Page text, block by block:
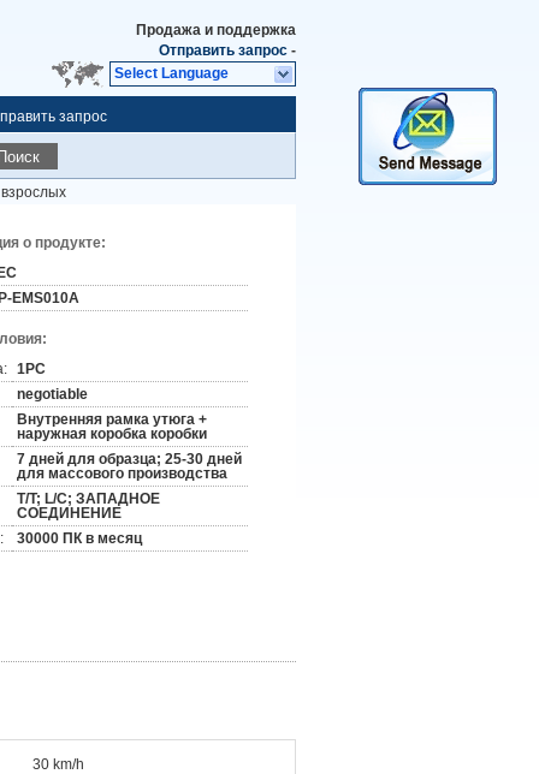
Продажа и поддержка
Отправить запрос -
Select Language
запрос
о продукте:
EMS010A
1PC
negotiable
Внутренняя рамка утюга +
наружная коробка коробки
7 дней для образца; 25-30 дней
для массового производства
T/T; L/C; ЗАПАДНОЕ
СОЕДИНЕНИЕ
30000 ПК в месяц
30 km/h